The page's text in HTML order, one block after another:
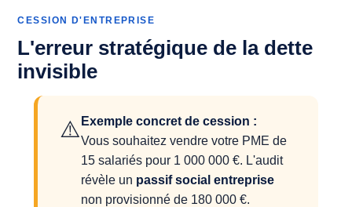
CESSION D'ENTREPRISE
L'erreur stratégique de la dette
invisible
⚠️ Exemple concret de cession :
Vous souhaitez vendre votre PME de
15 salariés pour 1 000 000 €. L'audit
révèle un passif social entreprise
non provisionné de 180 000 €.